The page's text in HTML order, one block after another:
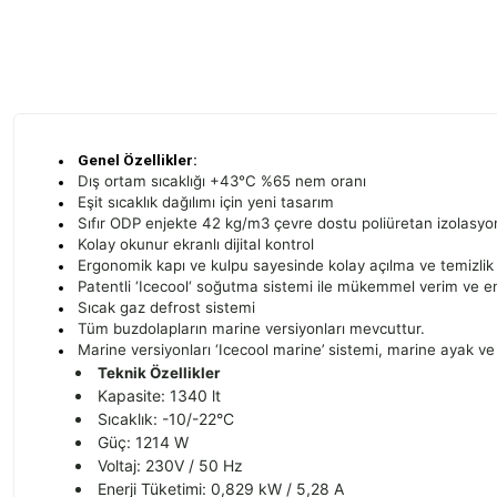
Genel Özellikler:
Dış ortam sıcaklığı +43°C %65 nem oranı
Eşit sıcaklık dağılımı için yeni tasarım
Sıfır ODP enjekte 42 kg/m3 çevre dostu poliüretan
Kolay okunur ekranlı dijital kontrol
Ergonomik kapı ve kulpu sayesinde kolay açılma ve temizlik
Patentli ‘Icecool‘ soğutma sistemi ile mükemmel verim ve
Sıcak gaz defrost sistemi
Tüm buzdolapların marine versiyonları mevcuttur.
Marine versiyonları ‘Icecool marine’ sistemi, marine ayak
Teknik Özellikler
Kapasite: 1340 lt
Sıcaklık: -10/-22°C
Güç: 1214 W
Voltaj: 230V / 50 Hz
Enerji Tüketimi: 0,829 kW / 5,28 A